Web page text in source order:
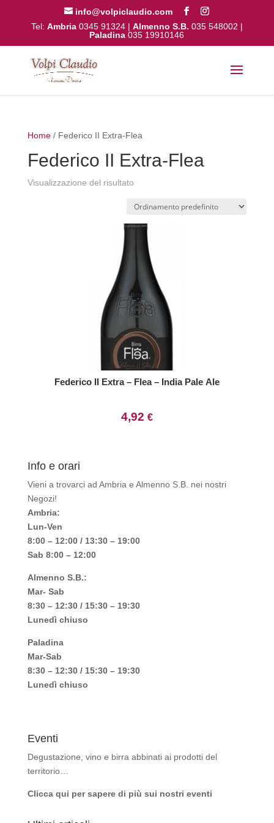
info@volpiclaudio.com
Tel: Ambria 0345 91324| Almenno S.B. 035 548002 |
Paladina 035 19910146
Home/ Federico II Extra-Flea
Federico II Extra-Flea
Visualizzazione del risultato
Federico II Extra – Flea – India Pale Ale
4,92 €
Info e orari
Vieni a trovarci ad Ambria e Almenno S.B. nei nostri
Negozi!
Ambria:
Lun-Ven
8:00 – 12:00 / 13:30 – 19:00
Sab 8:00 – 12:00
Almenno S.B.:
Mar- Sab
8:30 – 12:30 / 15:30 – 19:30
Lunedì chiuso
Paladina
Mar-Sab
8:30 – 12:30 / 15:30 – 19:30
Lunedì chiuso
Eventi
Degustazione, vino e birra abbinati ai prodotti del
territorio…
Clicca qui per sapere di più sui nostri eventi